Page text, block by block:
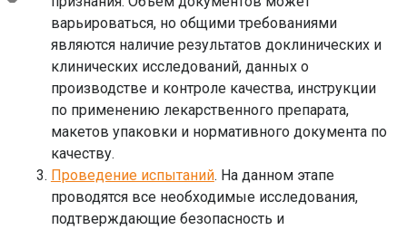
варьироваться, но общими требованиями
являются наличие результатов доклинических и
клинических исследований, данных о
производстве и контроле качества, инструкции
по применению лекарственного препарата,
макетов упаковки и нормативного документа по
качеству.
Проведение испытаний. На данном этапе
проводятся все необходимые исследования,
подтверждающие безопасность и